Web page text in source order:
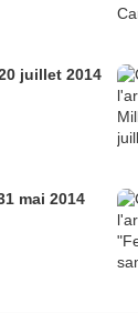
juillet 2014
mai 2014